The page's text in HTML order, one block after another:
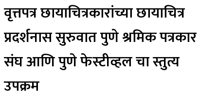
वृत्तपत्र छायाचित्रकारांच्या छायाचित्र
प्रदर्शनास सुरुवात पुणे श्रमिक पत्रकार
संघ आणि पुणे फेस्टीव्हल चा स्तुत्य
उपक्रम